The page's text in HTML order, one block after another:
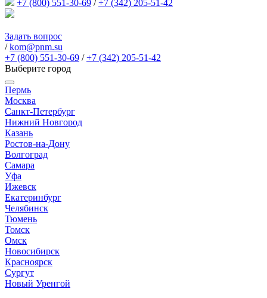
+7 (800) 551-30-69 /+7 (342) 205-51-42
Задать вопрос
/kom@pnm.su
+7 (800) 551-30-69 /+7 (342) 205-51-42
Выберите город
Пермь
Москва
Санкт-Петербург
Нижний Новгород
Казань
Ростов-на-Дону
Волгоград
Самара
Уфа
Ижевск
Екатеринбург
Челябинск
Тюмень
Томск
Омск
Новосибирск
Красноярск
Сургут
Новый Уренгой